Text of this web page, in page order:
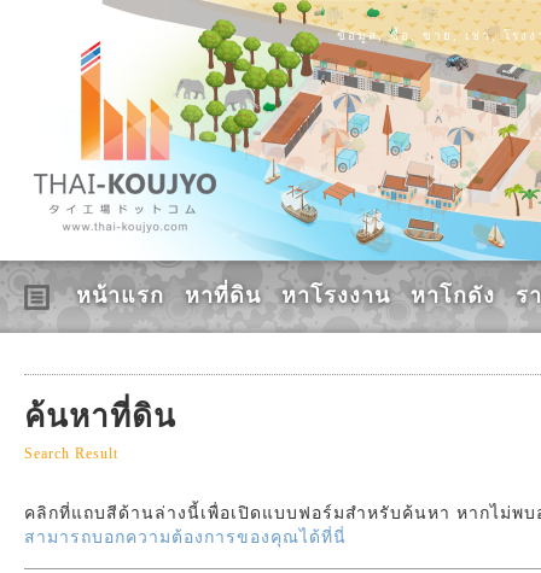
ข้อมูล, ซื้อ, ขาย, เช่า, โรง
หน้าแรก หาที่ดิน หาโรงงาน หาโกดัง ร
ค้นหาที่ดิน
Search Result
คลิกที่แถบสีด้านล่างนี้เพื่อเปิดแบบฟอร์มสำหรับค้นหา หากไม่พ
สามารถบอกความต้องการของคุณได้ที่นี่